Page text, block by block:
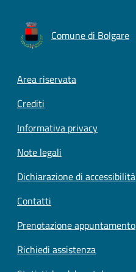
Comune di Bolgare
Footer menu
Area riservata
Crediti
Informativa privacy
Note legali
Dichiarazione di accessibilità
Contatti
Prenotazione appuntamento
Richiedi assistenza